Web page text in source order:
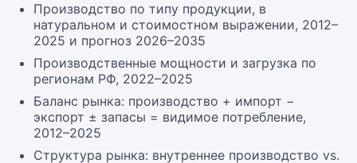
Производство по типу продукции, в
натуральном и стоимостном выражении, 2012–
2025 и прогноз 2026–2035
Производственные мощности и загрузка по
регионам РФ, 2022–2025
Баланс рынка: производство + импорт −
экспорт ± запасы = видимое потребление,
2012–2025
Структура рынка: внутреннее производство vs.